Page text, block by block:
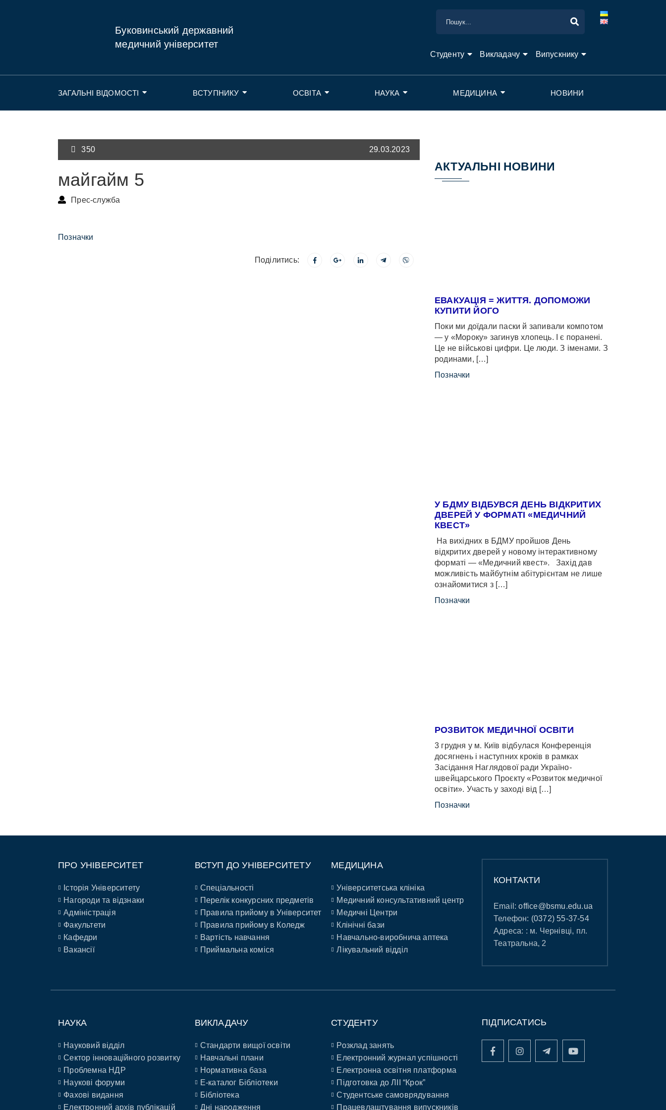
Буковинський державний
медичний університет
Студенту Викладачу Випускнику
ЗАГАЛЬНІ ВІДОМОСТІ ВСТУПНИКУ ОСВІТА НАУКА МЕДИЦИНА НОВИНИ
350 29.03.2023
майгайм 5
Прес-служба
Позначки
Поділитись:
АКТУАЛЬНІ НОВИНИ
ЕВАКУАЦІЯ = ЖИТТЯ. ДОПОМОЖИ
КУПИТИ ЙОГО
Поки ми доїдали паски й запивали компотом
— у «Мороку» загинув хлопець. І є поранені.
Це не військові цифри. Це люди. З іменами. З
родинами, […]
Позначки
У БДМУ ВІДБУВСЯ ДЕНЬ ВІДКРИТИХ
ДВЕРЕЙ У ФОРМАТІ «МЕДИЧНИЙ
КВЕСТ»
На вихідних в БДМУ пройшов День
відкритих дверей у новому інтерактивному
форматі — «Медичний квест». Захід дав
можливість майбутнім абітурієнтам не лише
ознайомитися з […]
Позначки
РОЗВИТОК МЕДИЧНОЇ ОСВІТИ
3 грудня у м. Київ відбулася Конференція
досягнень і наступних кроків в рамках
Засідання Наглядової ради Україно-
швейцарського Проєкту «Розвиток медичної
освіти». Участь у заході від […]
Позначки
ПРО УНІВЕРСИТЕТ
Історія Університету
Нагороди та відзнаки
Адміністрація
Факультети
Кафедри
Вакансії
ВСТУП ДО УНІВЕРСИТЕТУ
Спеціальності
Перелік конкурсних предметів
Правила прийому в Університет
Правила прийому в Коледж
Вартість навчання
Приймальна коміся
МЕДИЦИНА
Університетська клініка
Медичний консультативний центр
Медичні Центри
Клінічні бази
Навчально-виробнича аптека
Лікувальний відділ
КОНТАКТИ
Email:office@bsmu.edu.ua
Телефон: (0372) 55-37-54
Адреса: : м. Чернівці, пл.
Театральна, 2
НАУКА
Науковий відділ
Сектор інноваційного розвитку
Проблемна НДР
Наукові форуми
Фахові видання
Електронний архів публікацій
ВИКЛАДАЧУ
Стандарти вищої освіти
Навчальні плани
Нормативна база
E-каталог Бібліотеки
Бібліотека
Дні народження
СТУДЕНТУ
Розклад занять
Електронний журнал успішності
Електронна освітня платформа
Підготовка до ЛІІ “Крок”
Студентське самоврядування
Працевлаштування випускників
ПІДПИСАТИСЬ